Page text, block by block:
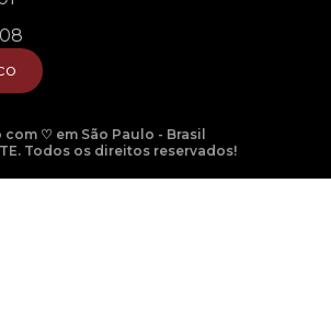
com ♡ em São Paulo - Brasil
Todos os direitos reservados!